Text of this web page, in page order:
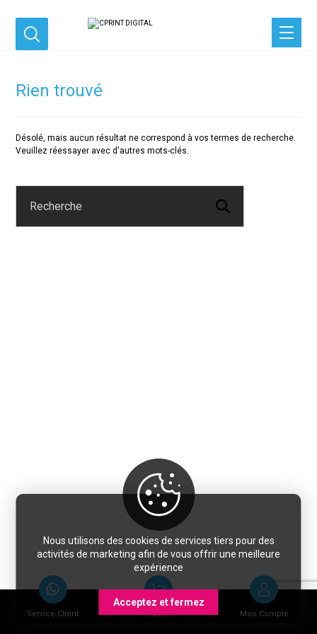
Rien trouvé
Désolé, mais aucun résultat ne correspond à vos termes de recherche.
Veuillez réessayer avec d'autres mots-clés.
Service Client Panier Mon Compte
Nous utilisons des cookies de services tiers pour des
activités de marketing afin de vous offrir une meilleure
expérience
Acceptez et fermez